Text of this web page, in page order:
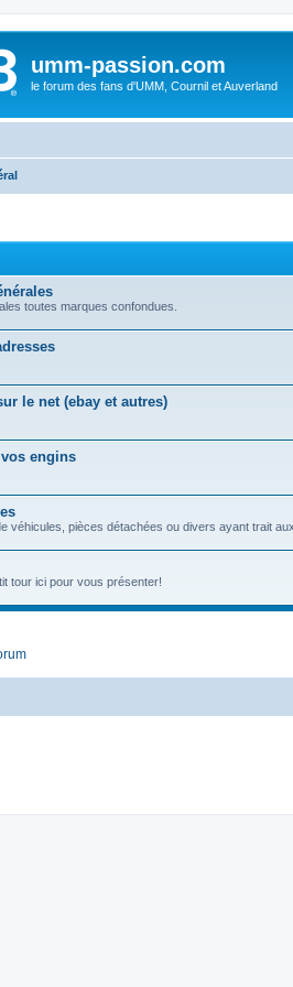
umm-passion.com
le forum des fans d'UMM, Cournil et Auverland
toutes marques confondues.
le net (ebay et autres)
engins
véhicules, pièces détachées ou divers ayant trait
tour ici pour vous présenter!